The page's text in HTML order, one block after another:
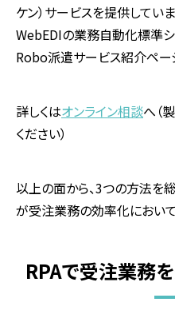
ケン）サービスを提供していま
WebEDIの業務自動化標準シ
Robo派遣サービス紹介ペー
詳しくはオンライン相談へ（
ください）
以上の面から、3つの方法を
が受注業務の効率化におい
RPAで受注業務